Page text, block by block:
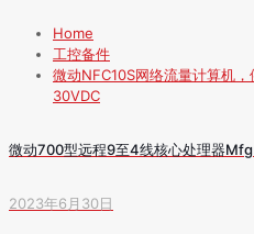
Home
工控备件
微动NFC10S网络流量计算机
30VDC
微动700型远程9至4线核心处理器
2023年6月30日